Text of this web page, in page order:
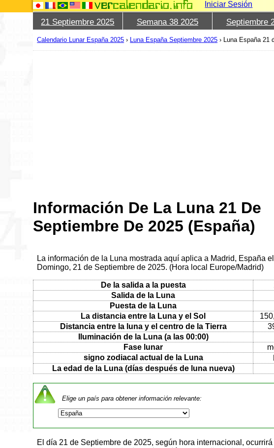
Iniciar Sesión
21 Septiembre 2025 Semana 38 2025 Septiembre
Calendario Lunar España 2025 › Luna España Septiembre 2025 › Luna España 21
Información De La Luna 21 De
Septiembre De 2025 (España)
La información de la Luna mostrada aquí aplica a Madrid, España
Domingo, 21 de Septiembre de 2025. (Hora local Europe/Madrid)
De la salida a la puesta
Salida de la Luna
Puesta de la Luna
La distancia entre la Luna y el Sol
Distancia entre la luna y el centro de la Tierra
Iluminación de la Luna (a las 00:00)
Fase lunar
signo zodiacal actual de la Luna
La edad de la Luna (días después de luna nueva)
Elige un país para obtener información relevante:
El día 21 de Septiembre de 2025, según hora internacional,